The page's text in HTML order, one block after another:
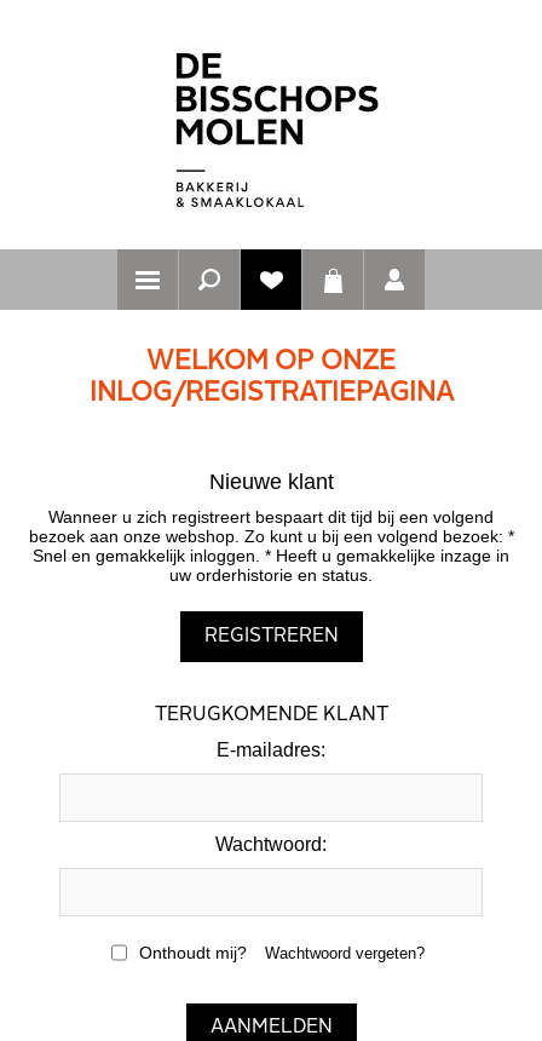
WELKOM OP ONZE
INLOG/REGISTRATIEPAGINA
Nieuwe klant
Wanneer u zich registreert bespaart dit tijd bij een volgend
bezoek aan onze webshop. Zo kunt u bij een volgend bezoek: *
Snel en gemakkelijk inloggen. * Heeft u gemakkelijke inzage in
uw orderhistorie en status.
TERUGKOMENDE KLANT
E-mailadres:
Wachtwoord:
Onthoudt mij? Wachtwoord vergeten?